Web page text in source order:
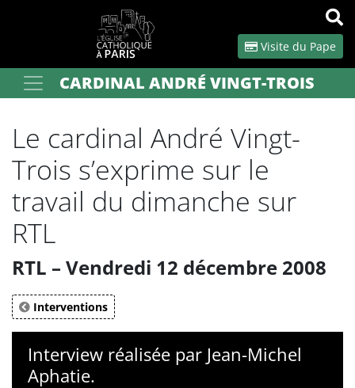
Visite du Pape
Votre recherche OK
CARDINAL ANDRÉ VINGT-TROIS
Le cardinal André Vingt-
Trois s’exprime sur le
travail du dimanche sur
RTL
RTL – Vendredi 12 décembre 2008
Interventions
Interview réalisée par Jean-Michel
Aphatie.
Panneau de gestion des cookies